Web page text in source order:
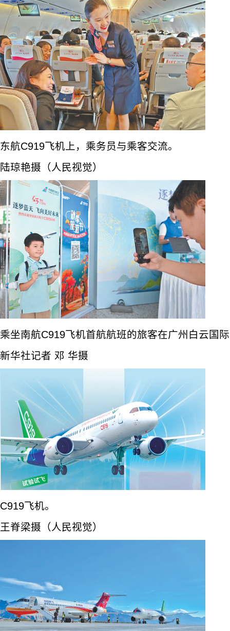
东航C919飞机上，乘务员与乘客交流。
陆琼艳摄（人民视觉）
乘坐南航C919飞机首航航班的旅客在广州白云国
新华社记者 邓 华摄
C919飞机。
王脊梁摄（人民视觉）